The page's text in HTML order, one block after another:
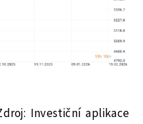
Investiční aplikace